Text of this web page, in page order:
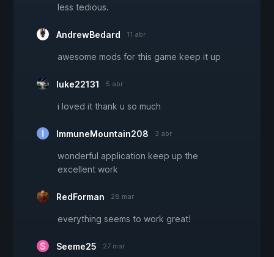
less tedious.
AndrewBedard 11 abr
awesome mods for this game keep it up
luke22131 5 abr
i loved it thank u so much
ImmuneMountain208 3 abr
wonderful application keep up the
excellent work
RedForman 28 mar
everything seems to work great!
Seeme25 27 mar